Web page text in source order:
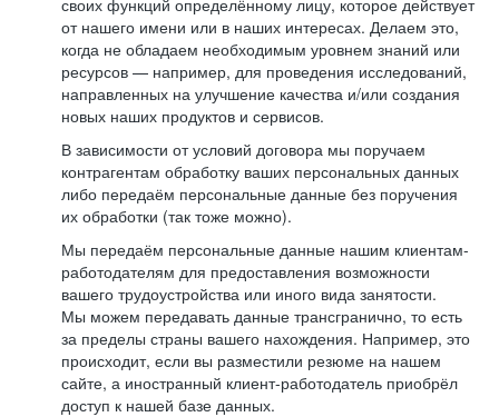
своих функций определённому лицу, которое действует
от нашего имени или в наших интересах. Делаем это,
когда не обладаем необходимым уровнем знаний или
ресурсов — например, для проведения исследований,
направленных на улучшение качества и/или создания
новых наших продуктов и сервисов.
В зависимости от условий договора мы поручаем
контрагентам обработку ваших персональных данных
либо передаём персональные данные без поручения
их обработки (так тоже можно).
Мы передаём персональные данные нашим клиентам-
работодателям для предоставления возможности
вашего трудоустройства или иного вида занятости.
Мы можем передавать данные трансгранично, то есть
за пределы страны вашего нахождения. Например, это
происходит, если вы разместили резюме на нашем
сайте, а иностранный клиент-работодатель приобрёл
доступ к нашей базе данных.